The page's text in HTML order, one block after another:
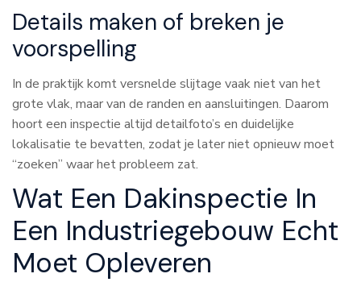
Details maken of breken je
voorspelling
In de praktijk komt versnelde slijtage vaak niet van het
grote vlak, maar van de randen en aansluitingen. Daarom
hoort een inspectie altijd detailfoto’s en duidelijke
lokalisatie te bevatten, zodat je later niet opnieuw moet
“zoeken” waar het probleem zat.
Wat Een Dakinspectie In
Een Industriegebouw Echt
Moet Opleveren